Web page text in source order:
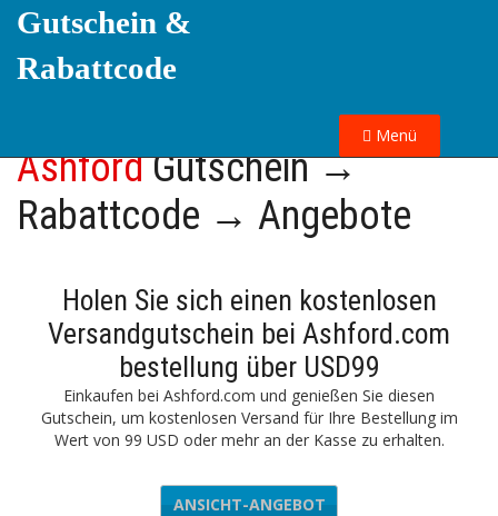
Gutschein &
Rabattcode
Menü
AshfordGutschein →
Rabattcode → Angebote
Holen Sie sich einen kostenlosen
Versandgutschein bei Ashford.com
bestellung über USD99
Einkaufen bei Ashford.com und genießen Sie diesen
Gutschein, um kostenlosen Versand für Ihre Bestellung im
Wert von 99 USD oder mehr an der Kasse zu erhalten.
ANSICHT-ANGEBOT